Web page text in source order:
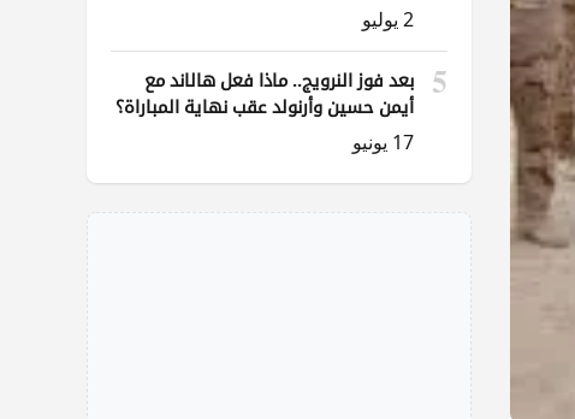
الوقود
2 يوليو
5
بعد فوز النرويج.. ماذا فعل هالاند مع
أيمن حسين وأرنولد عقب نهاية المباراة؟
17 يونيو